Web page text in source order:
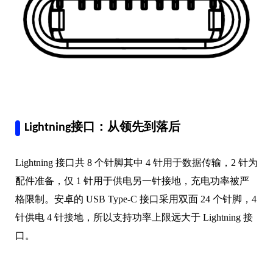
Lightning接口：从领先到落后
Lightning 接口共 8 个针脚其中 4 针用于数据传输，2 针为
配件准备，仅 1 针用于供电另一针接地，充电功率被严
格限制。 安卓的 USB Type-C 接口采用双面 24 个针脚，4
针供电 4 针接地，所以支持功率上限远大于 Lightning 接
口。